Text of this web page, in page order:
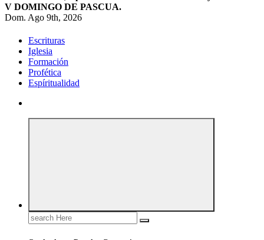
V DOMINGO DE PASCUA.
Dom. Ago 9th, 2026
Escrituras
Iglesia
Formación
Profética
Espíritualidad
Search
for: